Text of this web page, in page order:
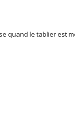
quand le tablier est